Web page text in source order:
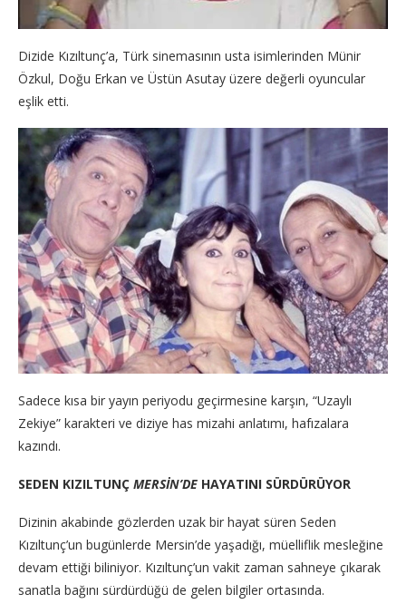
Dizide Kızıltunç’a, Türk sinemasının usta isimlerinden Münir
Özkul, Doğu Erkan ve Üstün Asutay üzere değerli oyuncular
eşlik etti.
Sadece kısa bir yayın periyodu geçirmesine karşın, “Uzaylı
Zekiye” karakteri ve diziye has mizahi anlatımı, hafızalara
kazındı.
SEDEN KIZILTUNÇ MERSİN’DE HAYATINI SÜRDÜRÜYOR
Dizinin akabinde gözlerden uzak bir hayat süren Seden
Kızıltunç’un bugünlerde Mersin’de yaşadığı, müelliflik mesleğine
devam ettiği biliniyor. Kızıltunç’un vakit zaman sahneye çıkarak
sanatla bağını sürdürdüğü de gelen bilgiler ortasında.